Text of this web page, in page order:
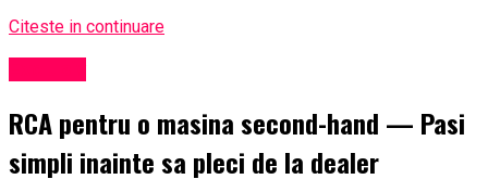
Citeste in continuare
RCA pentru o masina second-hand — Pasi
simpli inainte sa pleci de la dealer